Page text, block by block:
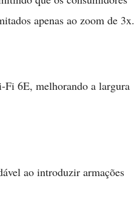
apenas ao zoom de 3x.
Fi 6E, melhorando a largura
ao introduzir armações